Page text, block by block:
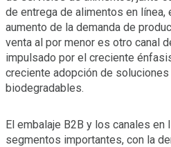
de entrega de alimentos en línea,
aumento de la demanda de
venta al por menor es otro canal
impulsado por el creciente
creciente adopción de soluciones
biodegradables.
El embalaje B2B y los canales en
segmentos importantes, con la